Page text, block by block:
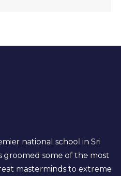
national school in Sri
groomed some of the most
masterminds to extreme